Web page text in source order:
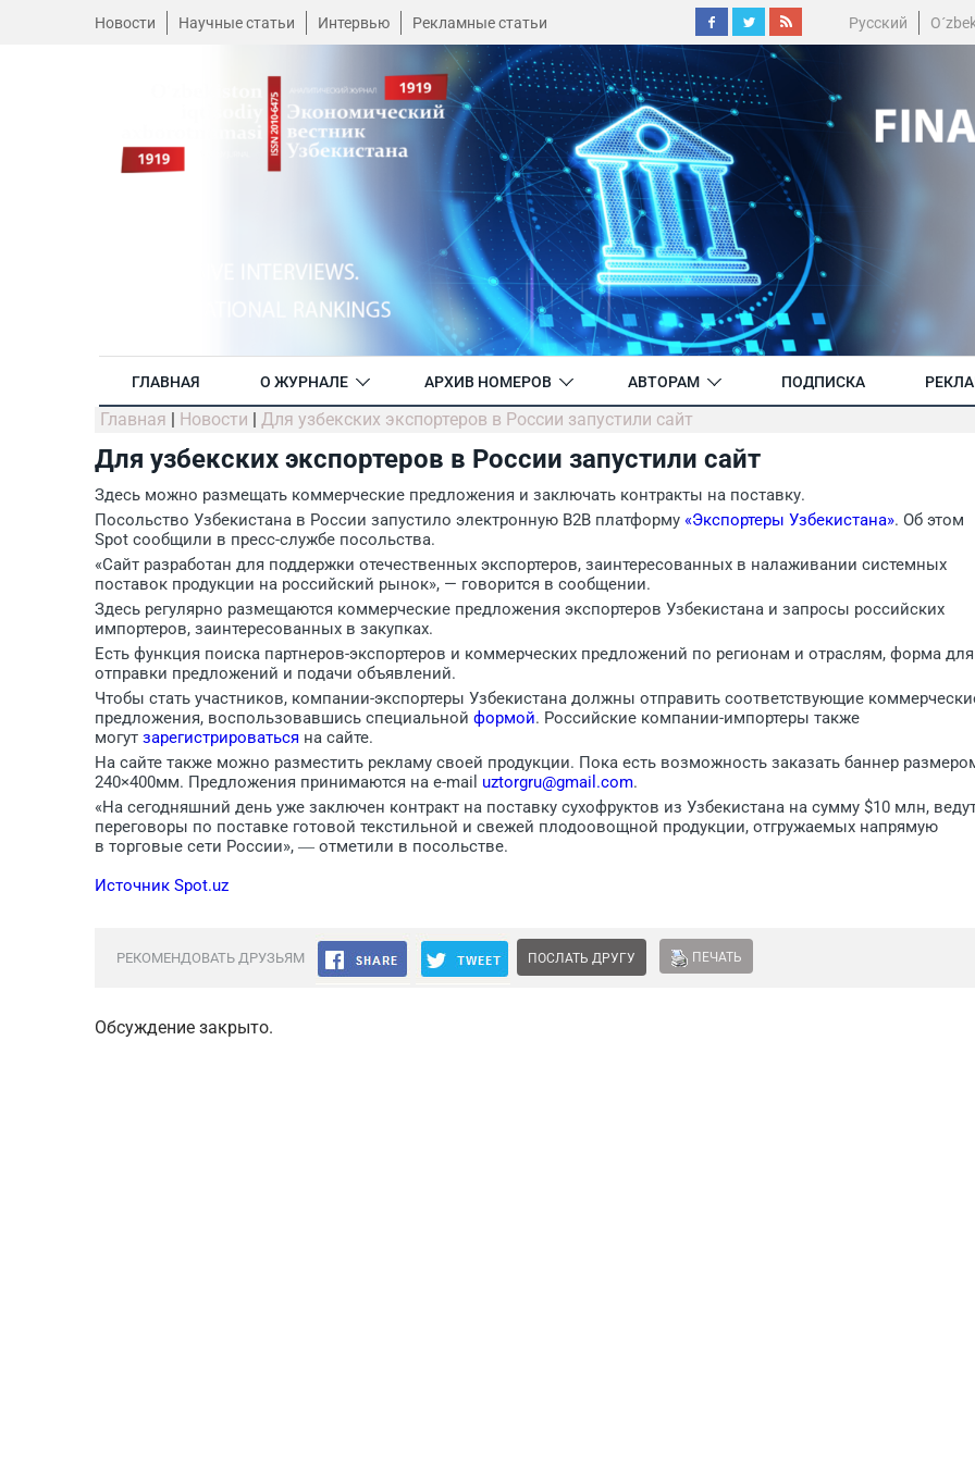
Новости Научные статьи Интервью Рекламные статьи Русский
ГЛАВНАЯ О ЖУРНАЛЕ АРХИВ НОМЕРОВ АВТОРАМ ПОДПИСКА
Главная | Новости | Для узбекских экспортеров в России запустили сайт
Для узбекских экспортеров в России запустили сайт
Здесь можно размещать коммерческие предложения и заключать контракты на поставку.
Посольство Узбекистана в России запустило электронную B2B платформу «Экспортеры Узбекистана». Об этом
Spot сообщили в пресс-службе посольства.
«Сайт разработан для поддержки отечественных экспортеров, заинтересованных в налаживании системных
поставок продукции на российский рынок», — говорится в сообщении.
Здесь регулярно размещаются коммерческие предложения экспортеров Узбекистана и запросы российских
импортеров, заинтересованных в закупках.
Есть функция поиска партнеров-экспортеров и коммерческих предложений по регионам и отраслям, форма для
отправки предложений и подачи объявлений.
Чтобы стать участников, компании-экспортеры Узбекистана должны отправить соответствующие
предложения, воспользовавшись специальной формой. Российские компании-импортеры также
могут зарегистрироваться на сайте.
На сайте также можно разместить рекламу своей продукции. Пока есть возможность заказать баннер
240×400мм. Предложения принимаются на e-mail uztorgru@gmail.com.
«На сегодняшний день уже заключен контракт на поставку сухофруктов из Узбекистана на сумму $10 млн,
переговоры по поставке готовой текстильной и свежей плодоовощной продукции, отгружаемых напрямую
в торговые сети России», ― отметили в посольстве.
Источник Spot.uz
РЕКОМЕНДОВАТЬ ДРУЗЬЯМ ПОСЛАТЬ ДРУГУ ПЕЧАТЬ
Обсуждение закрыто.